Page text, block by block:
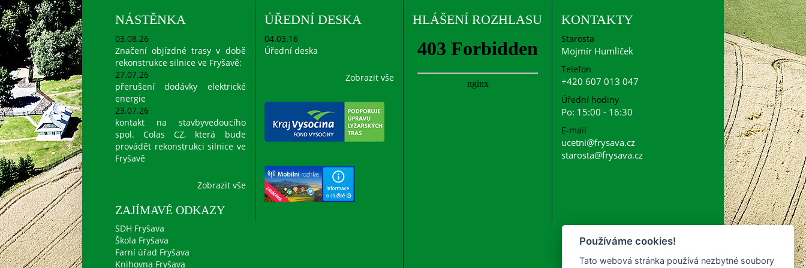
NÁSTĚNKA
03.08.26
Značení objízdné trasy v době
rekonstrukce silnice ve Fryšavě:
27.07.26
přerušení dodávky elektrické
energie
23.07.26
kontakt na stavbyvedoucího
spol. Colas CZ, která bude
provádět rekonstrukci silnice ve
Fryšavě
Zobrazit vše
ZAJÍMAVÉ ODKAZY
SDH Fryšava
Škola Fryšava
Farní úřad Fryšava
Knihovna Fryšava
ÚŘEDNÍ DESKA
04.03.16
Úřední deska
Zobrazit vše
HLÁŠENÍ ROZHLASU KONTAKTY
Starosta
Mojmír Humlíček
Telefon
+420 607 013 047
Úřední hodiny
Po: 15:00 - 16:30
E-mail
ucetni@frysava.cz
starosta@frysava.cz
Používáme cookies!
Tato webová stránka používá nezbytné soubory